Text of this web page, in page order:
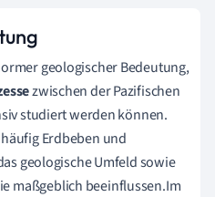
geologischer Bedeutung,
zwischen der Pazifischen
studiert werden können.
Erdbeben und
geologische Umfeld sowie
maßgeblich beeinflussen.Im